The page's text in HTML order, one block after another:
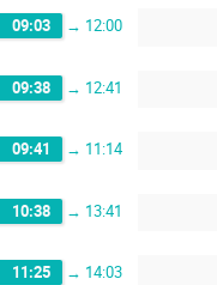
09:03 → 12:00
09:38 → 12:41
09:41 → 11:14
10:38 → 13:41
11:25 → 14:03